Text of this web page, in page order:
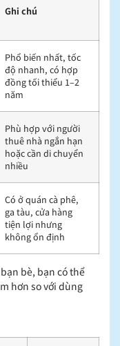
Ghi chú
Phổ biến nhất, tốc
độ nhanh, có hợp
đồng tối thiểu 1–2
năm
Phù hợp với người
thuê nhà ngắn hạn
hoặc cần di chuyển
nhiều
Có ở quán cà phê,
ga tàu, cửa hàng
tiện lợi nhưng
không ổn định
bè, bạn có thể
hơn so với dùng